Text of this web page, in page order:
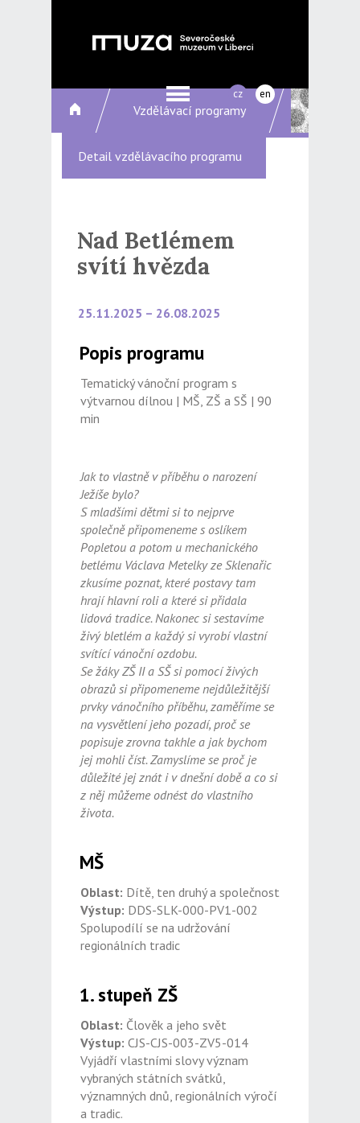
cz en
Vzdělávací programy
Detail vzdělávacího programu
Nad Betlémem
svítí hvězda
25.11.2025 – 26.08.2025
Popis programu
Tematický vánoční program s
výtvarnou dílnou | MŠ, ZŠ a SŠ | 90
min
Jak to vlastně v příběhu o narození
Ježíše bylo?
S mladšími dětmi si to nejprve
společně připomeneme s oslíkem
Popletou a potom u mechanického
betlému Václava Metelky ze Sklenařic
zkusíme poznat, které postavy tam
hrají hlavní roli a které si přidala
lidová tradice. Nakonec si sestavíme
živý bletlém a každý si vyrobí vlastní
svítící vánoční ozdobu.
Se žáky ZŠ II a SŠ sipomocí živých
obrazů si připomeneme nejdůležitější
prvky vánočního příběhu, zaměříme se
na vysvětlení jeho pozadí, proč se
popisuje zrovna takhle a jak bychom
jej mohli číst. Zamyslíme se proč je
důležité jej znát i v dnešní době a co si
z něj můžeme odnést do vlastního
života.
MŠ
Oblast: Dítě, ten druhý a společnost
Výstup: DDS-SLK-000-PV1-002
Spolupodílí se na udržování
regionálních tradic
1. stupeň ZŠ
Oblast: Člověk a jeho svět
Výstup: CJS-CJS-003-ZV5-014
Vyjádří vlastními slovy význam
vybraných státních svátků,
významných dnů, regionálních výročí
a tradic.